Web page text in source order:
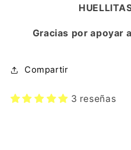
Gracias por apoyar
Compartir
3 reseñas